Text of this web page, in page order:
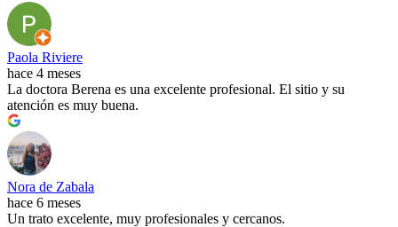
Paola Riviere
hace 4 meses
La doctora Berena es una excelente profesional. El sitio y su
atención es muy buena.
Nora de Zabala
hace 6 meses
Un trato excelente, muy profesionales y cercanos.